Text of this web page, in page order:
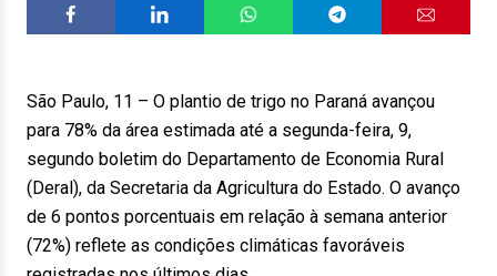
São Paulo, 11 – O plantio de trigo no Paraná avançou
para 78% da área estimada até a segunda-feira, 9,
segundo boletim do Departamento de Economia Rural
(Deral), da Secretaria da Agricultura do Estado. O avanço
de 6 pontos porcentuais em relação à semana anterior
(72%) reflete as condições climáticas favoráveis